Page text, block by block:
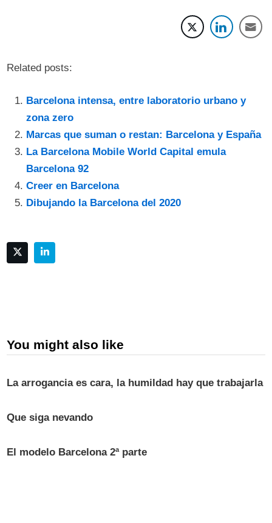
Related posts:
Barcelona intensa, entre laboratorio urbano y
zona zero
Marcas que suman o restan: Barcelona y España
La Barcelona Mobile World Capital emula
Barcelona 92
Creer en Barcelona
Dibujando la Barcelona del 2020
You might also like
La arrogancia es cara, la humildad hay que trabajarla
Que siga nevando
El modelo Barcelona 2ª parte